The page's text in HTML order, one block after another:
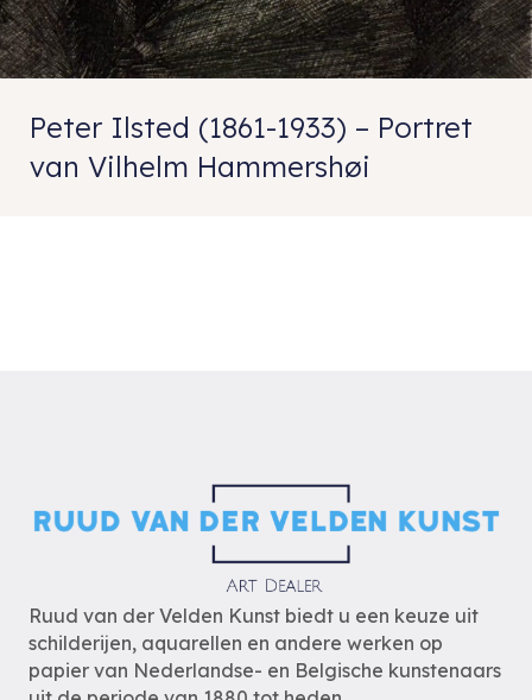
Peter Ilsted (1861-1933) – Portret
van Vilhelm Hammershøi
Ruud van der Velden Kunst biedt u een keuze uit
schilderijen, aquarellen en andere werken op
papier van Nederlandse- en Belgische kunstenaars